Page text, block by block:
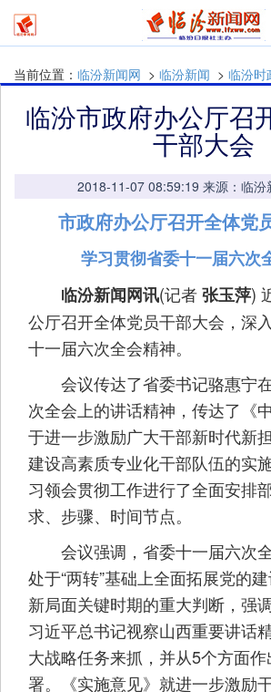
当前位置： 临汾新闻网 > 临汾新闻 > 临汾时
临汾市政府办公厅召
干部大会
2018-11-07 08:59:19 来源：临
市政府办公厅召开全体党
学习贯彻省委十一届六次
临汾新闻网讯(记者张玉萍)
公厅召开全体党员干部大会，深
十一届六次全会精神。
会议传达了省委书记骆惠宁
次全会上的讲话精神，传达了《
于进一步激励广大干部新时代新
建设高素质专业化干部队伍的实
习领会贯彻工作进行了全面安排
求、步骤、时间节点。
会议强调，省委十一届六次
处于“两转”基础上全面拓展党的
新局面关键时期的重大判断，强
习近平总书记视察山西重要讲话
大战略任务来抓，并从5个方面
署。《实施意见》就进一步激励